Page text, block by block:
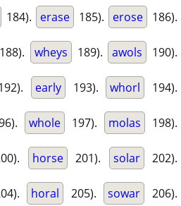
184). erase 185). erose 186).
188). wheys 189). awols 190).
early 193). whorl 194).
whole 197). molas 198).
horse 201). solar 202).
horal 205). sowar 206).